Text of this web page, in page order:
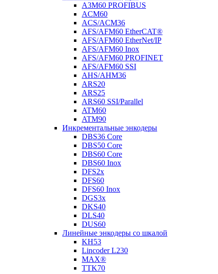
A3M60 PROFIBUS
ACM60
ACS/ACM36
AFS/AFM60 EtherCAT®
AFS/AFM60 EtherNet/IP
AFS/AFM60 Inox
AFS/AFM60 PROFINET
AFS/AFM60 SSI
AHS/AHM36
ARS20
ARS25
ARS60 SSI/Parallel
ATM60
ATM90
Инкрементальные энкодеры
DBS36 Core
DBS50 Core
DBS60 Core
DBS60 Inox
DFS2x
DFS60
DFS60 Inox
DGS3x
DKS40
DLS40
DUS60
Линейные энкодеры со шкалой
KH53
Lincoder L230
MAX®
TTK70